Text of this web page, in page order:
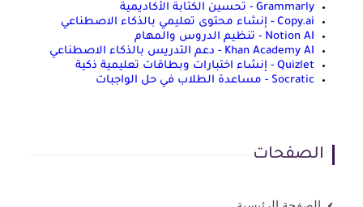
Grammarly - تحسين الكتابة الأكاديمية
Copy.ai - إنشاء محتوى تعليمي بالذكاء الاصطناعي
Notion AI - تنظيم الدروس والمهام
Khan Academy AI - دعم التدريس بالذكاء الاصطناعي
Quizlet - إنشاء اختبارات وبطاقات تعليمية ذكية
Socratic - مساعدة الطلاب في حل الواجبات
الصفحات